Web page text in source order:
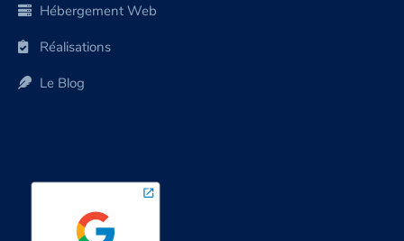
Hébergement Web
Réalisations
Le Blog